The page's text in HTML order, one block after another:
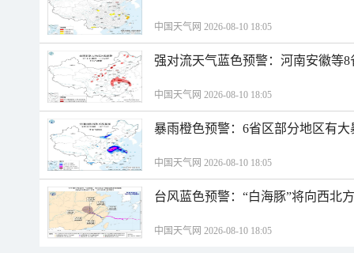
中国天气网 2026-08-10 18:05
强对流天气蓝色预警：河南安徽等
中国天气网 2026-08-10 18:05
暴雨橙色预警：6省区部分地区有
中国天气网 2026-08-10 18:05
台风蓝色预警：“白海豚”将向西北
中国天气网 2026-08-10 18:05